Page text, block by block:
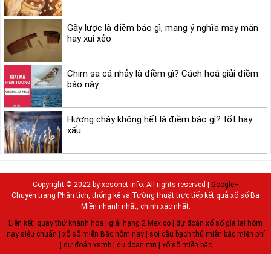
Gãy lược là điềm báo gì, mang ý nghĩa may mắn
hay xui xẻo
Chim sa cá nhảy là điềm gì? Cách hoá giải điềm
báo này
Hương cháy không hết là điềm báo gì? tốt hay
xấu
Copyright © 2022 by xosonet.info. All rights reserved | Google+
Chuyên trang Phân tích, thống kê và Tường thuật trực tiếp kết quả xổ số Ba
Miền nhanh nhất, chính xác nhất.
Liên kết: quay thử khánh hòa giải hạng 2 Mexico
dự đoán xổ số gia lai hôm
nay siêu chuẩn
xổ số miền Bắc hôm nay|
soi cầu bạch thủ miền bắc miễn phí
dự đoán xsmb| du doan mn xổ số miền bắc